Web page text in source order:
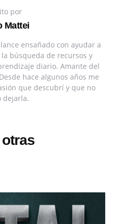
por
Mattei
ensañado con ayudar a
búsqueda de recursos y
diario. Amante del
hace algunos años me
que descubrí y que no
dejarla.